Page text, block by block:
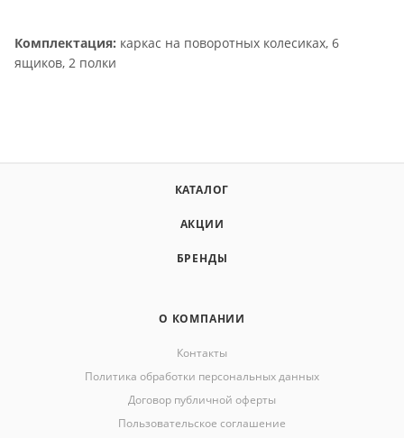
Комплектация: каркас на поворотных колесиках, 6
ящиков, 2 полки
КАТАЛОГ
АКЦИИ
БРЕНДЫ
О КОМПАНИИ
Контакты
Политика обработки персональных данных
Договор публичной оферты
Пользовательское соглашение